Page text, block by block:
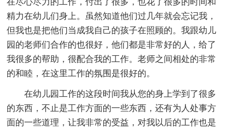
精力在幼儿们身上。虽然知道他们过几年就会忘记我，
但我也是把他们当成我自己的孩子在照顾的。我跟幼儿
园的老师们合作的也很好，他们都是非常好的人，给了
我很多的帮助，很配合我的工作。老师之间相处的非常
的和睦，在这里工作的氛围是很好的。
在幼儿园工作的这段时间我从您的身上学到了很多
的东西，不止是工作方面的一些东西，还有为人处事方
面的一些道理，让我非常的受益，对我以后的工作也是